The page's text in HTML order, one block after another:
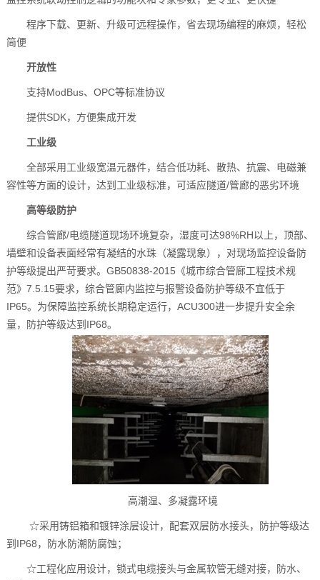
程序下载、更新、升级可远程操作，省去现场编程的麻烦，轻松
简便
开放性
支持ModBus、OPC等标准协议
提供SDK，方便集成开发
工业级
全部采用工业级宽温元器件，结合低功耗、散热、抗震、电磁兼
容性等方面的设计，达到工业级标准，可适应隧道/管廊的恶劣环境
高等级防护
综合管廊/电缆隧道现场环境复杂，湿度可达98%RH以上，顶部、
墙壁和设备表面经常有凝结的水珠（凝露现象），对现场监控设备防
护等级提出严苛要求。GB50838-2015《城市综合管廊工程技术规
范》7.5.15要求，综合管廊内监控与报警设备防护等级不宜低于
IP65。为保障监控系统长期稳定运行，ACU300进一步提升安全余
量，防护等级达到IP68。
高潮湿、多凝露环境
☆采用铸铝箱和镀锌涂层设计，配套双层防水接头，防护等级达
到IP68，防水防潮防腐蚀；
☆工程化应用设计，锁式电缆接头与金属软管无缝对接，防水、